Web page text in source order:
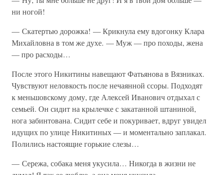
ни ногой!
— Скатертью дорожка! — Крикнула ему вдогонку Клара
Михайловна в том же духе. — Муж — про походы, жена
— про расходы…
После этого Никитины навещают Фатьянова в Вязниках.
Чувствуют неловкость после нечаянной ссоры. Подходят
к меньшовскому дому, где Алексей Иванович отдыхал с
семьей. Он сидит на крылечке с закатанной штаниной,
нога забинтована. Сидит себе и покуривает, вдруг увидел
идущих по улице Никитиных — и моментально заплакал.
Полились настоящие горькие слезы…
— Сережа, собака меня укусила… Никогда в жизни не